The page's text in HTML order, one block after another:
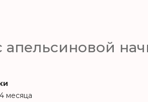
апельсиновой
месяца